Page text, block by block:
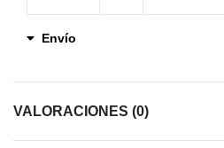
Envío
VALORACIONES (0)